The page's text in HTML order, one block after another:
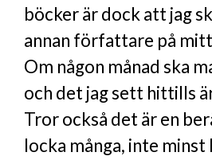
böcker är dock att jag
annan författare på
Om någon månad ska
och det jag sett hittills
Tror också det är en
locka många, inte minst